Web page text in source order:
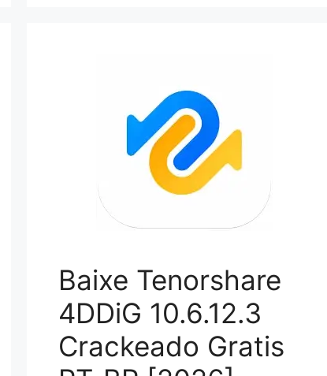
Baixe Tenorshare
4DDiG 10.6.12.3
Crackeado Gratis